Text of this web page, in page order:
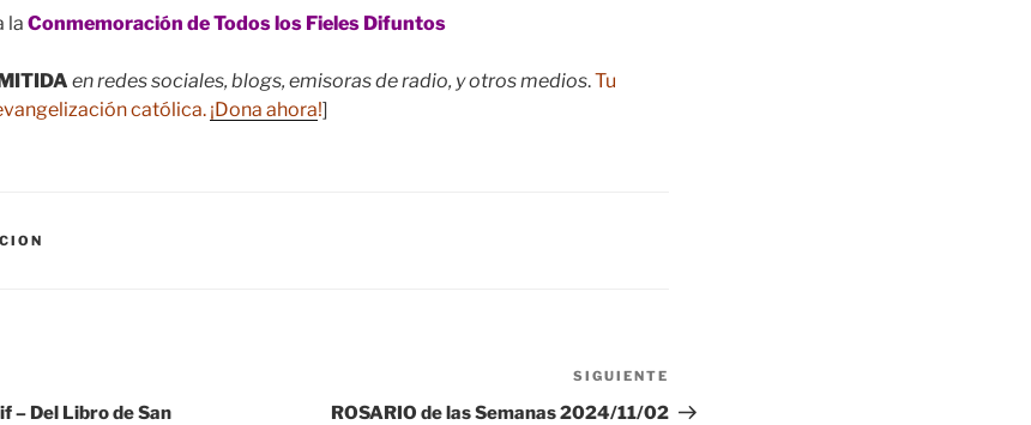
la Conmemoración de Todos los Fieles Difuntos
en redes sociales, blogs, emisoras de radio, y otros medios.Tu
católica. ¡Dona ahora!]
– Del Libro de San
entrada
SIGUIENTE
ROSARIO de las Semanas 2024/11/02